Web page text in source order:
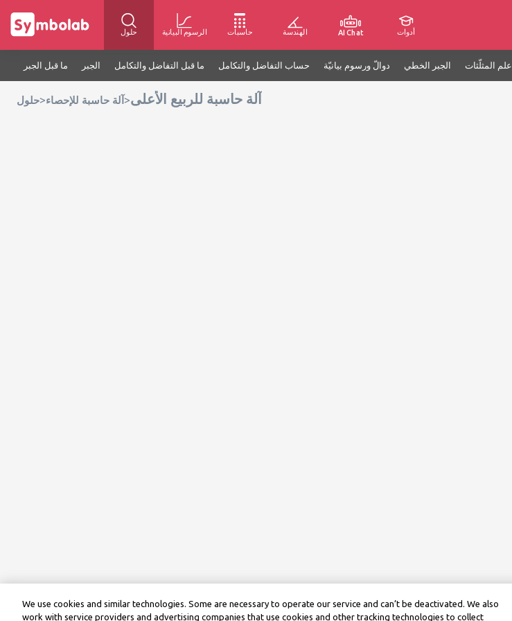
حلول الرسوم البيانية حاسبات الهندسة AI Chat أدوات
ما قبل الجبر الجبر ما قبل التفاضل والتكامل حساب التفاضل والتكامل دوالّ ورسوم بيانيّة الجبر الخطي علم المثلّثات
حلول>آلة حاسبة للإحصاء >آلة حاسبة للربيع الأعلى
We use cookies and similar technologies. Some are necessary to operate our service and can’t be deactivated. We also
work with service providers and advertising companies that use cookies and other tracking technologies to collect